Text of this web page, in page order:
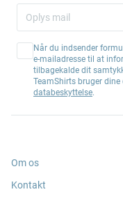
Når du indsender
e-mailadresse til at
tilbagekalde dit
TeamShirts bruger
databeskyttelse.
Om os
Kontakt